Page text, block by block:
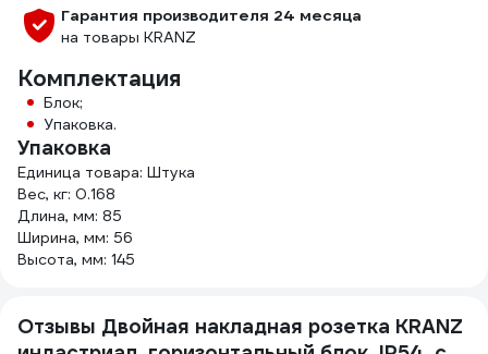
Гарантия производителя 24 месяца
на товары KRANZ
Комплектация
Блок;
Упаковка.
Упаковка
Единица товара: Штука
Вес, кг: 0.168
Длина, мм: 85
Ширина, мм: 56
Высота, мм: 145
Отзывы Двойная накладная розетка KRANZ